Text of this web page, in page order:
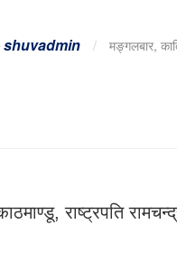
shuvadmin / मङ्गलबार,
राष्ट्रपति